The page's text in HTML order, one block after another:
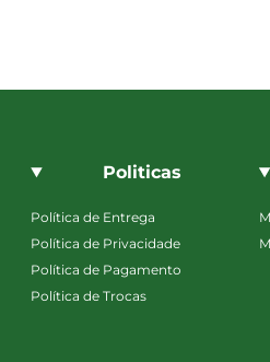
Politicas
Política de Entrega
Política de Privacidade
Política de Pagamento
Política de Trocas